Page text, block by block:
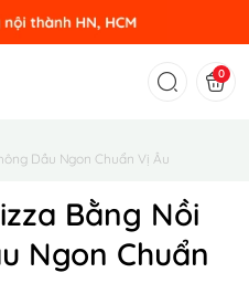
0
Dầu Ngon Chuẩn Vị Âu
Bằng Nồi
Ngon Chuẩn